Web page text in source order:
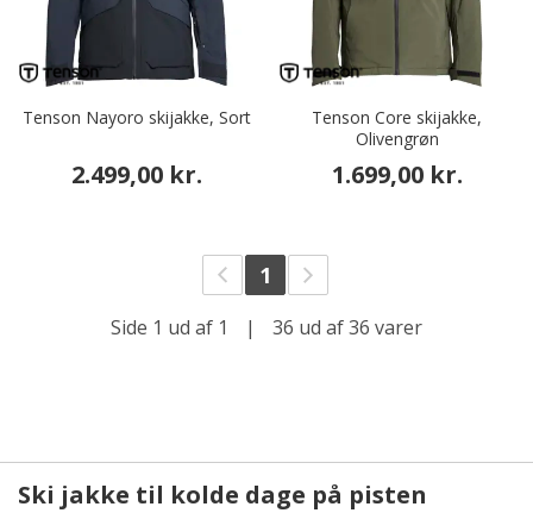
Tenson Nayoro skijakke, Sort
2.499,00 kr.
Tenson Core skijakke,
Olivengrøn
1.699,00 kr.
1
Side 1 ud af 1 | 36 ud af 36 varer
Ski jakke til kolde dage på pisten